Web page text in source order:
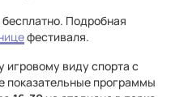
Подробная
фестиваля.
виду спорта с
показательные программы